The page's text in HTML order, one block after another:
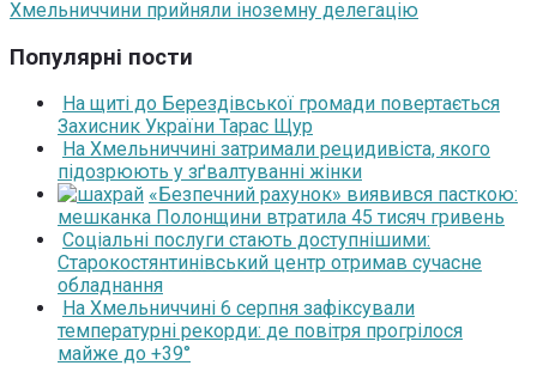
Хмельниччини прийняли іноземну делегацію
Популярні пости
На щиті до Берездівської громади повертається
Захисник України Тарас Щур
На Хмельниччині затримали рецидивіста, якого
підозрюють у зґвалтуванні жінки
«Безпечний рахунок» виявився пасткою:
мешканка Полонщини втратила 45 тисяч гривень
Соціальні послуги стають доступнішими:
Старокостянтинівський центр отримав сучасне
обладнання
На Хмельниччині 6 серпня зафіксували
температурні рекорди: де повітря прогрілося
майже до +39°